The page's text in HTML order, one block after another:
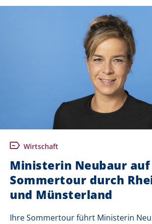
Wirtschaft
Ministerin Neubaur auf
Sommertour durch
und Münsterland
Ihre Sommertour führt Ministerin